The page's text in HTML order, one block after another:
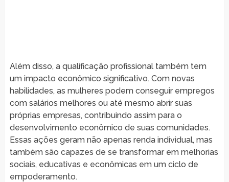
Além disso, a qualificação profissional também tem
um impacto econômico significativo. Com novas
habilidades, as mulheres podem conseguir empregos
com salários melhores ou até mesmo abrir suas
próprias empresas, contribuindo assim para o
desenvolvimento econômico de suas comunidades.
Essas ações geram não apenas renda individual, mas
também são capazes de se transformar em melhorias
sociais, educativas e econômicas em um ciclo de
empoderamento.